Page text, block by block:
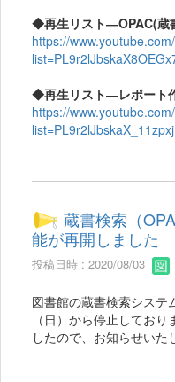
◆再生リスト―OPAC(蔵
https://
◆再生リスト―レポート
https://
蔵書検索（
能が再開しました
投稿日時 : 2020/08/03
図書館の蔵書検索システ
（日）から停止しており
したので、お知らせいた